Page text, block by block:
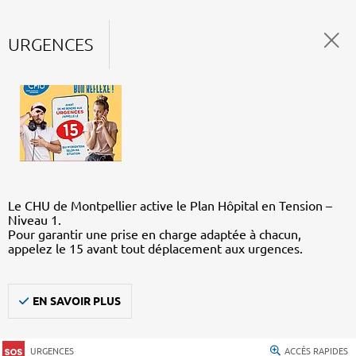
URGENCES
Le CHU de Montpellier active le Plan Hôpital en Tension –
Niveau 1.
Pour garantir une prise en charge adaptée à chacun,
appelez le 15 avant tout déplacement aux urgences.
EN SAVOIR PLUS
URGENCES ACCÈS RAPIDES